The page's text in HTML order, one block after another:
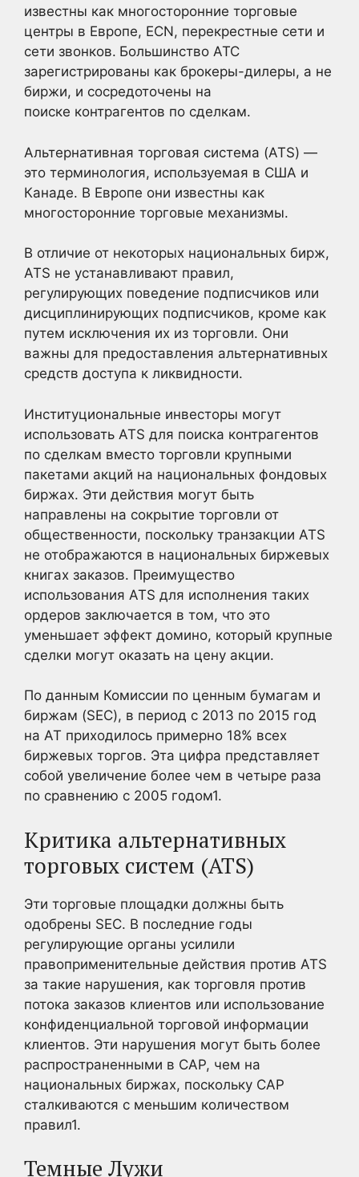
известны как многосторонние торговые
центры в Европе, ECN, перекрестные сети и
сети звонков. Большинство АТС
зарегистрированы как брокеры-дилеры, а не
биржи, и сосредоточены на
поиске контрагентов по сделкам.
Альтернативная торговая система (ATS) —
это терминология, используемая в США и
Канаде. В Европе они известны как
многосторонние торговые механизмы.
В отличие от некоторых национальных бирж,
ATS не устанавливают правил,
регулирующих поведение подписчиков или
дисциплинирующих подписчиков, кроме как
путем исключения их из торговли. Они
важны для предоставления альтернативных
средств доступа к ликвидности.
Институциональные инвесторы могут
использовать ATS для поиска контрагентов
по сделкам вместо торговли крупными
пакетами акций на национальных фондовых
биржах. Эти действия могут быть
направлены на сокрытие торговли от
общественности, поскольку транзакции ATS
не отображаются в национальных биржевых
книгах заказов. Преимущество
использования ATS для исполнения таких
ордеров заключается в том, что это
уменьшает эффект домино, который крупные
сделки могут оказать на цену акции.
По данным Комиссии по ценным бумагам и
биржам (SEC), в период с 2013 по 2015 год
на AT приходилось примерно 18% всех
биржевых торгов. Эта цифра представляет
собой увеличение более чем в четыре раза
по сравнению с 2005 годом1.
Критика альтернативных
торговых систем (ATS)
Эти торговые площадки должны быть
одобрены SEC. В последние годы
регулирующие органы усилили
правоприменительные действия против ATS
за такие нарушения, как торговля против
потока заказов клиентов или использование
конфиденциальной торговой информации
клиентов. Эти нарушения могут быть более
распространенными в САР, чем на
национальных биржах, поскольку САР
сталкиваются с меньшим количеством
правил1.
Темные Лужи